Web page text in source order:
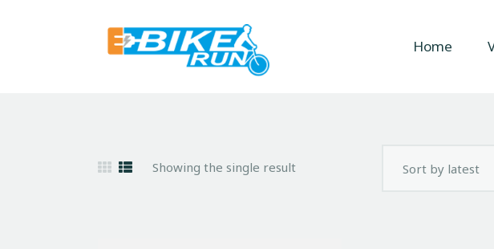
Home
Actualités
Showing the single result